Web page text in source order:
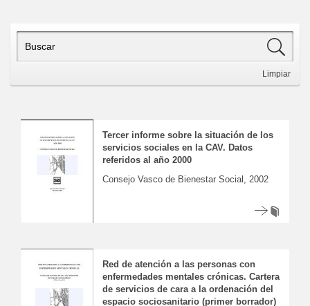
Limpiar
Tercer informe sobre la situación de los
servicios sociales en la CAV. Datos
referidos al año 2000
Consejo Vasco de Bienestar Social, 2002
Red de atención a las personas con
enfermedades mentales crónicas. Cartera
de servicios de cara a la ordenación del
espacio sociosanitario (primer borrador)